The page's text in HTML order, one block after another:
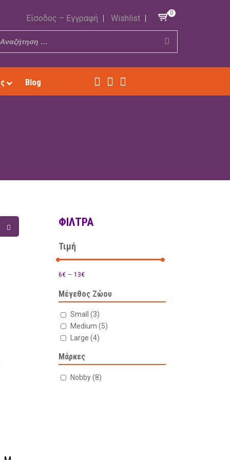
Είσοδος – Εγγραφή Wishlist
0
Blog
ΦΊΛΤΡΑ
Τιμή
6€— 13€
Μέγεθος Ζώου
Small (3)
Medium (5)
Large (4)
Μάρκες
Nobby (8)